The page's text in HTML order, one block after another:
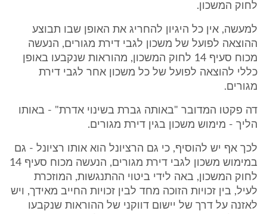
לחוק המשכון.
למעשה, אין כל היגיון להחריג את האופן שבו תבוצע
ההוצאה לפועל של משכון לגבי דירת מגורים, הנעשה
מכוח סעיף 14 לחוק המשכון, מהוראות שנקבעו באופן
כללי להוצאה לפועל של כל משכון אחר לגבי דירת
מגורים.
דה פקטו המדובר "באותה גברת בשינוי אדרת" - באותו
הליך - מימוש משכון בגין דירת מגורים.
לכך אף יש להוסיף, כי גם הרציונל הוא אותו רציונל - גם
במימוש משכון לגבי דירת מגורים, הנעשה מכוח סעיף 14
לחוק המשכון, באה לידי ביטוי ההתנגשות, המוזכרת
לעיל, בין זכויות הזוכה מחד לבין זכויות החייב מאידך, ויש
לאזנה על דרך של יישום דווקני של ההוראות שנקבעו